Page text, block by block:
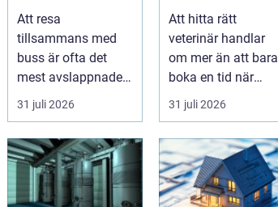
trygg och
smidig
gruppresa
Att resa
tillsammans med
buss är ofta det
mest avslappnade
sättet att ta en
större grupp från
punkt ...
31 juli 2026
sollentuna med
omnejd
Att hitta rätt
veterinär handlar
om mer än att bara
boka en tid när
djuret är sjukt. För
många djurä...
31 juli 2026